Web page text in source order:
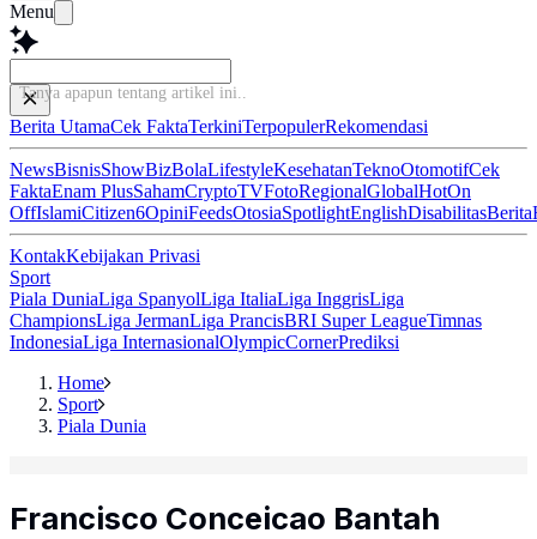
Menu
Tanya apapun tentang artikel
Berita UtamaCek FaktaTerkiniTerpopulerRekomendasi
NewsBisnisShowBizBolaLifestyleKesehatanTeknoOtomotifCek
FaktaEnam PlusSahamCryptoTVFotoRegionalGlobalHotOn
OffIslamiCitizen6OpiniFeedsOtosiaSpotlightEnglishDisabilitasBerita
KontakKebijakan Privasi
Sport
Piala DuniaLiga SpanyolLiga ItaliaLiga InggrisLiga
ChampionsLiga JermanLiga PrancisBRI Super LeagueTimnas
IndonesiaLiga InternasionalOlympicCornerPrediksi
Home
Sport
Piala Dunia
Francisco Conceicao Bantah